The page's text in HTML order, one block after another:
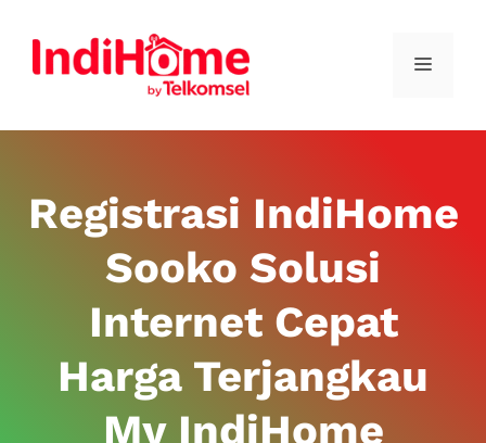
Registrasi IndiHome
Sooko Solusi
Internet Cepat
Harga Terjangkau
My IndiHome